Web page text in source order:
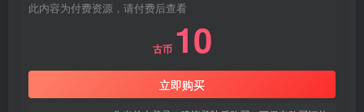
此内容为付费资源，请付费后查看
古币 10
立即购买